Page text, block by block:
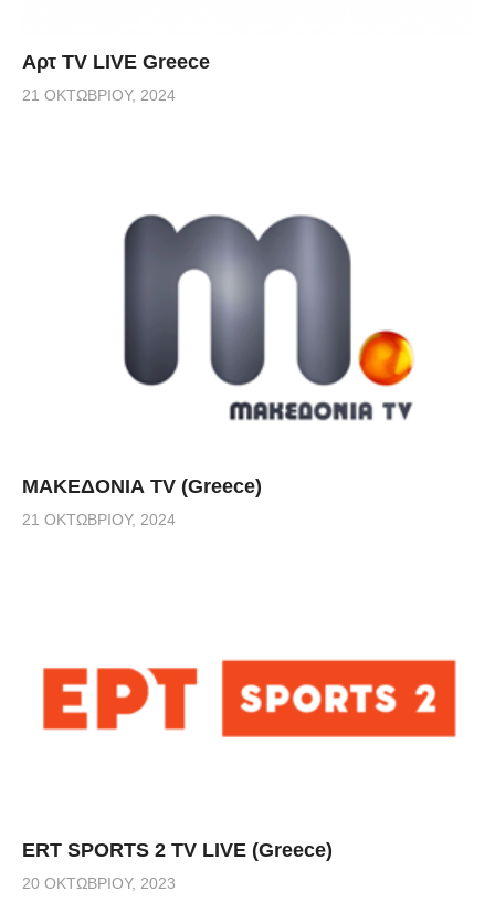
Αρτ TV LIVE Greece
21 ΟΚΤΩΒΡΊΟΥ, 2024
ΜΑΚΕΔΟΝΙΑ TV (Greece)
21 ΟΚΤΩΒΡΊΟΥ, 2024
ERT SPORTS 2 TV LIVE (Greece)
20 ΟΚΤΩΒΡΊΟΥ, 2023